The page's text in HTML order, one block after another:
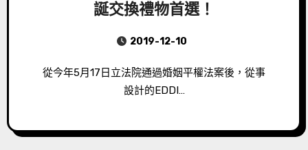
誕交換禮物首選！
2019-12-10
從今年5月17日立法院通過婚姻平權法案後，從事
設計的EDDI…